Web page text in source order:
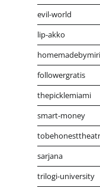
evil-world
lip-akko
followergratis
thepicklemiami
smart-money
sarjana
trilogi-university